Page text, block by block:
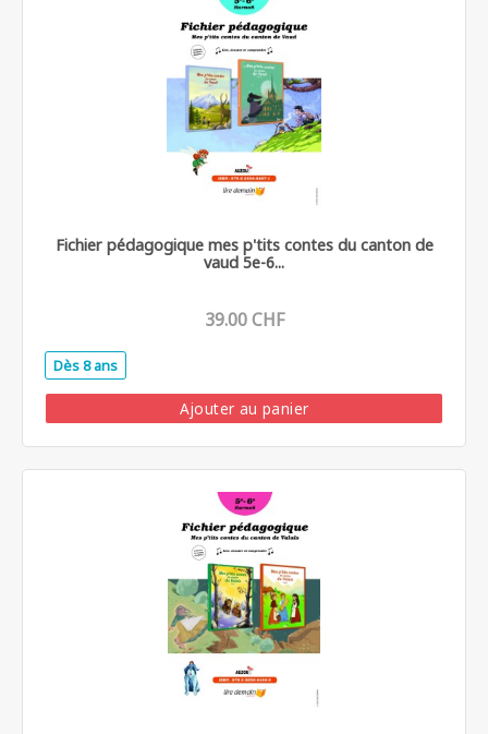
Fichier pédagogique mes p'tits contes du canton de
vaud 5e-6...
39.00 CHF
Dès 8 ans
Ajouter au panier